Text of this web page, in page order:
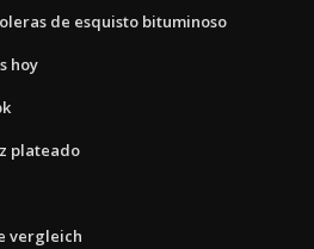
de esquisto bituminoso
hoy
plateado
vergleich